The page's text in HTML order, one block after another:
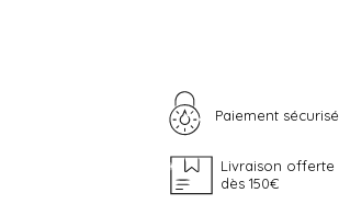
Paiement sécurisé
Livraison offerte
dès 150€